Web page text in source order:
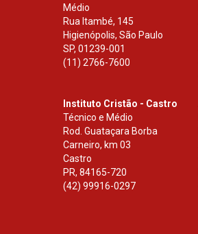
Médio
Rua Itambé, 145
Higienópolis, São Paulo
SP, 01239-001
(11) 2766-7600
Instituto Cristão - Castro
Técnico e Médio
Rod. Guataçara Borba
Carneiro, km 03
Castro
PR, 84165-720
(42) 99916-0297